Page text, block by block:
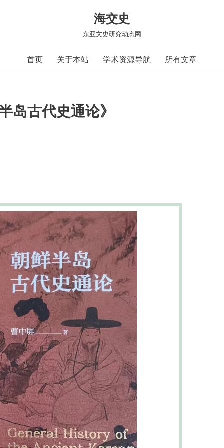
海交史
东亚文史研究动态网
首页 关于本站 学术资源导航 所有文章
岛古代史通论》